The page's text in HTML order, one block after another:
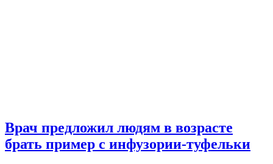
Врач предложил людям в возрасте
брать пример с инфузории-туфельки